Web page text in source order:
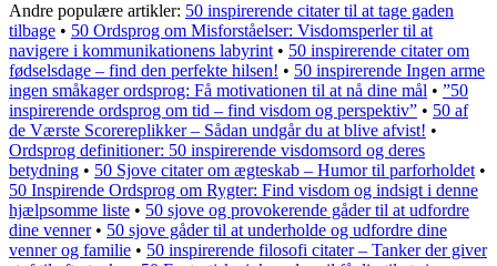
Andre populære artikler: 50 inspirerende citater til at tage gaden
tilbage • 50 Ordsprog om Misforståelser: Visdomsperler til at
navigere i kommunikationens labyrint • 50 inspirerende citater om
fødselsdage – find den perfekte hilsen! • 50 inspirerende Ingen arme
ingen småkager ordsprog: Få motivationen til at nå dine mål • ”50
inspirerende ordsprog om tid – find visdom og perspektiv” • 50 af
de Værste Scorereplikker – Sådan undgår du at blive afvist! •
Ordsprog definitioner: 50 inspirerende visdomsord og deres
betydning • 50 Sjove citater om ægteskab – Humor til parforholdet •
50 Inspirende Ordsprog om Rygter: Find visdom og indsigt i denne
hjælpsomme liste • 50 sjove og provokerende gåder til at udfordre
dine venner• 50 sjove gåder til at underholde og udfordre dine
venner og familie • 50 inspirerende filosofi citater – Tanker der giver